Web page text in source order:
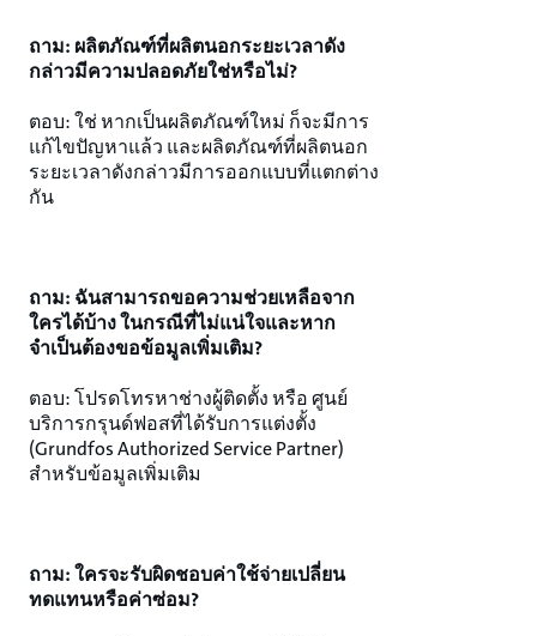
ถาม: ผลิตภัณฑ์ที่ผลิตนอกระยะเวลาดัง
กล่าวมีความปลอดภัยใช่หรือไม่?
ตอบ: ใช่ หากเป็นผลิตภัณฑ์ใหม่ ก็จะมีการ
แก้ไขปัญหาแล้ว และผลิตภัณฑ์ที่ผลิตนอก
ระยะเวลาดังกล่าวมีการออกแบบที่แตกต่าง
กัน
ถาม: ฉันสามารถขอความช่วยเหลือจาก
ใครได้บ้าง ในกรณีที่ไม่แน่ใจและหาก
จำเป็นต้องขอข้อมูลเพิ่มเติม?
ตอบ: โปรดโทรหาช่างผู้ติดตั้ง หรือ ศูนย์
บริการกรุนด์ฟอสที่ได้รับการแต่งตั้ง
(Grundfos Authorized Service Partner)
สำหรับข้อมูลเพิ่มเติม
ถาม: ใครจะรับผิดชอบค่าใช้จ่ายเปลี่ยน
ทดแทนหรือค่าซ่อม?